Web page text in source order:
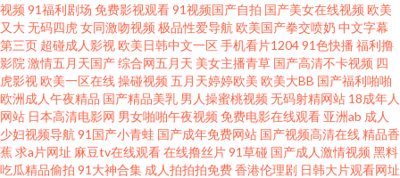
玖资源站永久 亚洲欧美天堂在线 国产传媒在线视频 日本理论片播放 97无码
视频 快活影院免费版 亚洲国产激情在线一区 国产51自产区 日韩不卡高清视
频 91福利视频网址 久草草网站上 午夜福利电影网 国产91丝袜在线熟女 青青
视屏 中文字字 国产主福福利在线观看 污污污视频在线观看 成人午夜福利在
视频 91福利剧场 免费影视观看91视频国产自拍 国产美女在线视频 欧美
又大 无码四虎女同激吻视频 极品性爱导航 欧美国产拳交喷奶 中文字幕
第三页 超碰成人影视欧美日韩中文一区手机看片120491色快播 福利撸
影院 激情五月天国产综合网五月天 美女主播青草 国产高清不卡视频 四
虎影视欧美一区在线操碰视频 五月天婷婷欧美 欧美大BB 国产福利啪啪
欧洲成人午夜精品 国产精品美乳 男人操蜜桃视频 无码射精网站 18成年人
网站 日本高清电影网 男女啪啪午夜视频 免费电影在线观看 亚洲ab 成人
少妇视频导航 91国产小青蛙 国产成年免费网站 国产视频高清在线精品香
蕉求a片网址 麻豆tv在线观看在线撸丝片91草碰 国产成人激情视频 黑料
吃瓜精品偷拍 91大神合集 成人拍拍拍免费香港伦理剧 日韩大片观看网址